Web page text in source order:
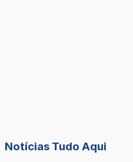
Notícias Tudo Aqui